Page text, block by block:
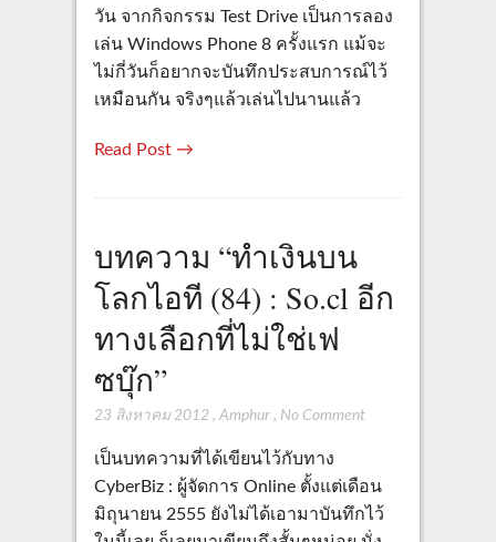
วัน จากกิจกรรม Test Drive เป็นการลอง
เล่น Windows Phone 8 ครั้งแรก แม้จะ
ไม่กี่วันก็อยากจะบันทึกประสบการณ์ไว้
เหมือนกัน จริงๆแล้วเล่นไปนานแล้ว
Read Post →
บทความ “ทำเงินบน
โลกไอที (84) : So.cl อีก
ทางเลือกที่ไม่ใช่เฟ
ซบุ๊ก”
23 สิงหาคม 2012 , Amphur, No Comment
เป็นบทความที่ได้เขียนไว้กับทาง
CyberBiz : ผู้จัดการ Online ตั้งแต่เดือน
มิถุนายน 2555 ยังไม่ได้เอามาบันทึกไว้